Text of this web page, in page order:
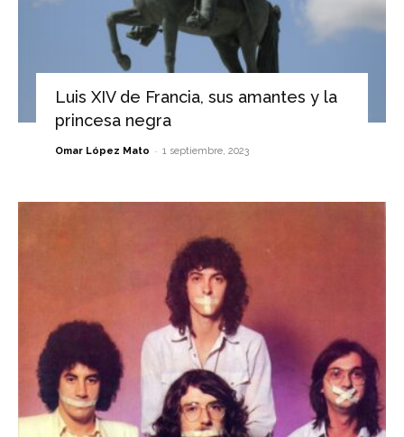
Luis XIV de Francia, sus amantes y la
princesa negra
Omar López Mato - 1 septiembre, 2023